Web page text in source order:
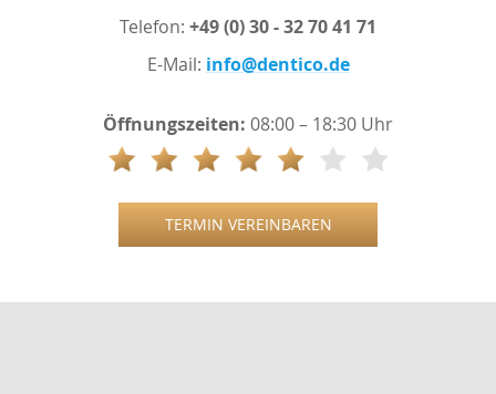
Telefon: +49 (0) 30 - 32 70 41 71
E-Mail: info@dentico.de
Öffnungszeiten: 08:00 – 18:30 Uhr
TERMIN VEREINBAREN